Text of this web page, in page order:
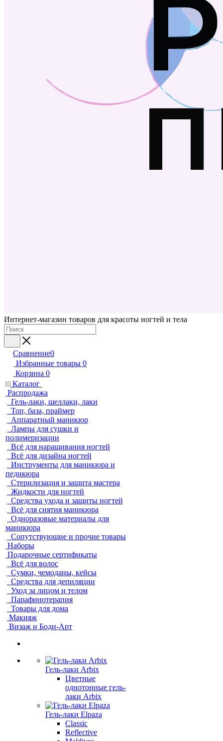
Интернет-магазин товаров для красоты ногтей и тела
Сравнение0
Избранные товары 0
Корзина 0
Каталог
Распродажа
Гель-лаки, шеллаки, лаки
Топ, база, праймер
Аппаратный маникюр
Лампы для сушки и
полимеризации
Всё для наращивания ногтей
Всё для дизайна ногтей
Инструменты для маникюра и
педикюра
Стерилизация и защита мастера
Жидкости для ногтей
Средства ухода и защиты ногтей
Всё для снятия маникюра
Одноразовые материалы для
маникюра
Сопутствующие и прочие товары
Наборы
Подарочные сертификаты
Всё для волос
Сумки, чемоданы, кейсы
Средства для депиляции
Уход за лицом и телом
Парафинотерапия
Товары для дома
Макияж
Визаж и Боди-Арт
Гель-лаки Arbix
Цветные
однотонные гель-
лаки Arbix
Гель-лаки Elpaza
Classic
Reflective